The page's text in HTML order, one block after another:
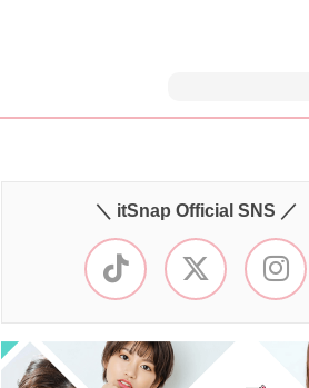
＼ itSnap Official SNS ／